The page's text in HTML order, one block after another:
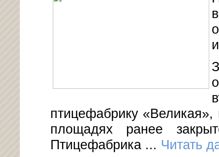
птицефабрику «Великая»,
площадях ранее
Птицефабрика ... Читать